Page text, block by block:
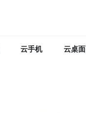
云手机 云桌面